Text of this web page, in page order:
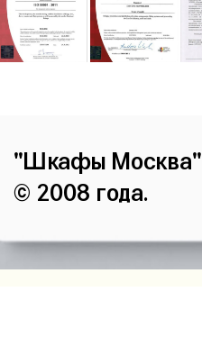
"Шкафы Москва"
© 2008 года.